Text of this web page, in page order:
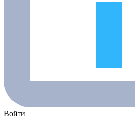
Войти